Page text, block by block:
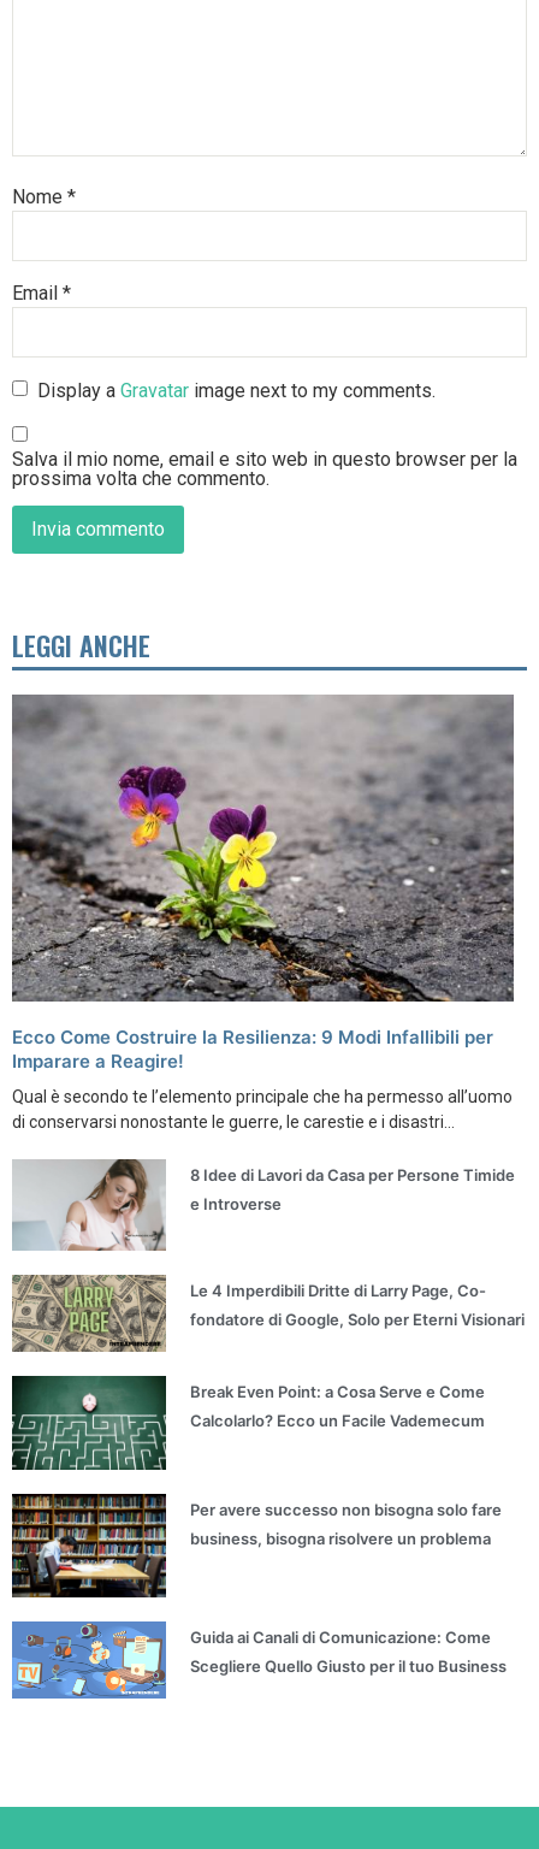
Nome *
Email *
Display aGravatar image next to my comments.
Salva il mio nome, email e sito web in questo browser per la
prossima volta che commento.
LEGGI ANCHE
Ecco Come Costruire la Resilienza: 9 Modi Infallibili per
Imparare a Reagire!
Qual è secondo te l’elemento principale che ha permesso all’uomo
di conservarsi nonostante le guerre, le carestie e i disastri...
8 Idee di Lavori da Casa per Persone Timide
e Introverse
Le 4 Imperdibili Dritte di Larry Page, Co-
fondatore di Google, Solo per Eterni Visionari
Break Even Point: a Cosa Serve e Come
Calcolarlo? Ecco un Facile Vademecum
Per avere successo non bisogna solo fare
business, bisogna risolvere un problema
Guida ai Canali di Comunicazione: Come
Scegliere Quello Giusto per il tuo Business